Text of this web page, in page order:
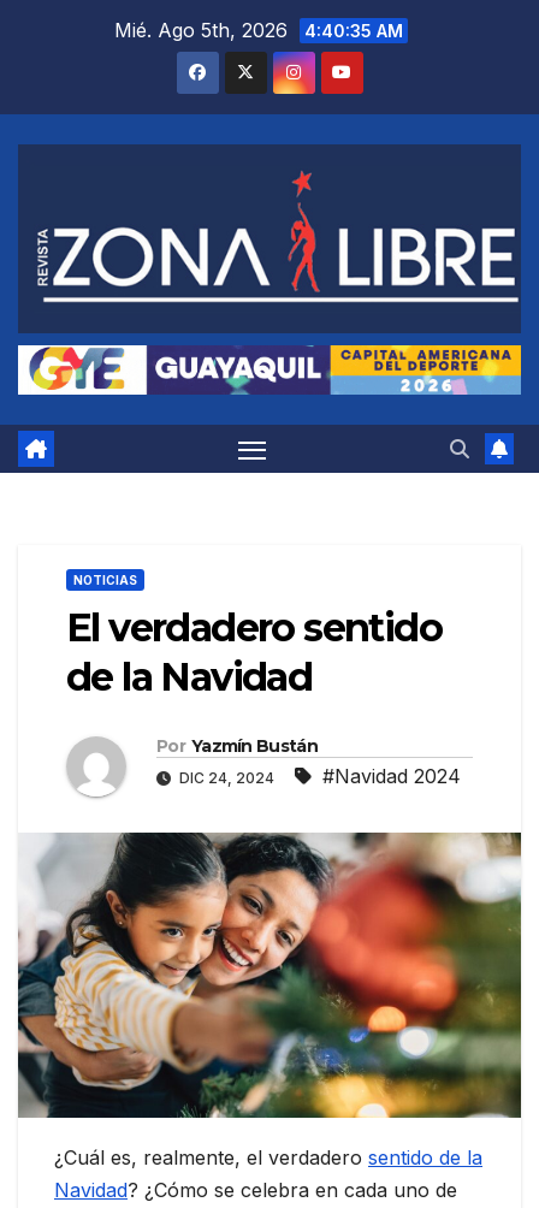
Mié. Ago 5th, 2026 4:40:35 AM
NOTICIAS
El verdadero sentido
de la Navidad
Por Yazmín Bustán
DIC 24, 2024 #Navidad 2024
¿Cuál es, realmente, el verdadero sentido de la
Navidad? ¿Cómo se celebra en cada uno de